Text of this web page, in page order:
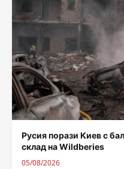
Русия порази Киев с
склад на Wildberies
05/08/2026